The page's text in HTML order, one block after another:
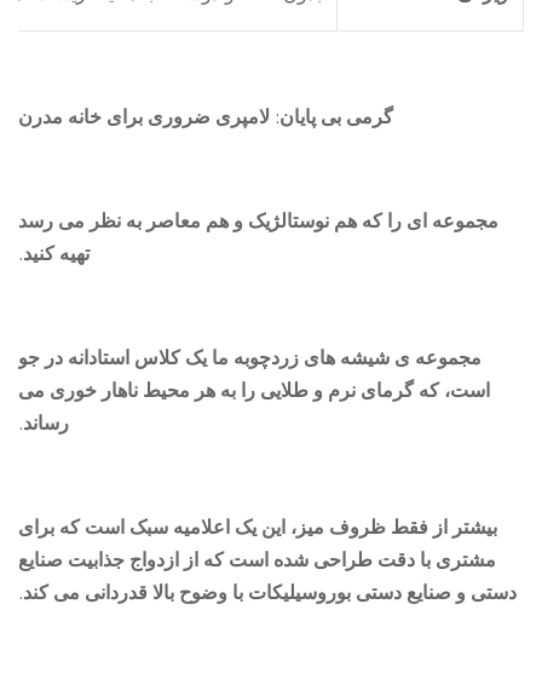
گرمی بی پایان: لامپری ضروری برای خانه مدرن
مجموعه ای را که هم نوستالژیک و هم معاصر به نظر می رسد
تهیه کنید.
مجموعه ی شیشه های زردچوبه ما یک کلاس استادانه در جو
است، که گرمای نرم و طلایی را به هر محیط ناهار خوری می
رساند.
بیشتر از فقط ظروف میز، این یک اعلامیه سبک است که برای
مشتری با دقت طراحی شده است که از ازدواج جذابیت صنایع
و صنایع دستی بوروسیلیکات با وضوح بالا قدردانی می کند.